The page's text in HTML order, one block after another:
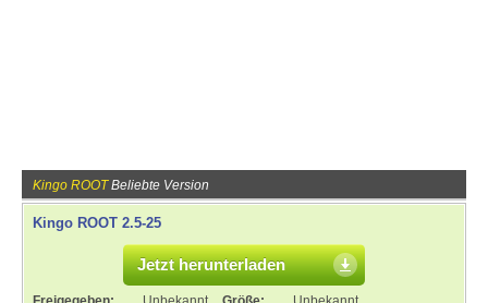
Kingo ROOTBeliebte Version
Kingo ROOT 2.5-25
Jetzt herunterladen